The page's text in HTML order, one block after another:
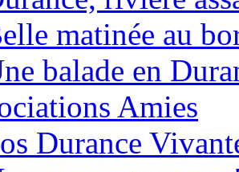
matinée au
balade en
Amies
Durance